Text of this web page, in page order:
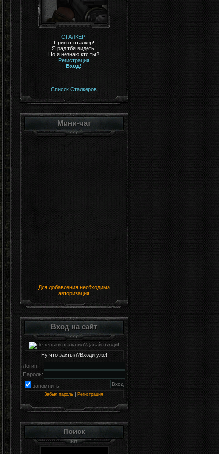
СТАЛКЕР!
Привет сталкер!
Я рад тбя видеть!
Но я незнаю кто ты?
Регистрация
Вход!
---
Список Сталкеров
Мини-чат
Для добавления необходима
авторизация
Вход на сайт
Ну что застыл?Входи уже!
Логин:
Пароль:
запомнить
Забыл пароль Регистрация
Поиск